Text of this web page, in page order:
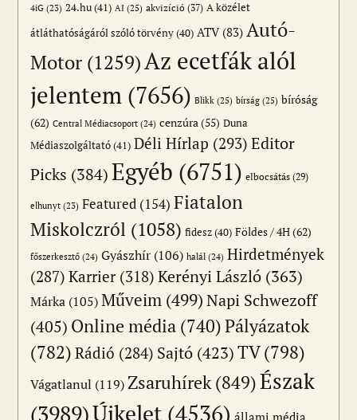
4iG (23) 24.hu(41) AI (25) akvizíció (37) A közélet
átláthatóságáról szóló törvény(40) ATV(83) Autó-
Motor (1259)Az ecetfák alól
jelentem (7656) Blikk (25) bírság (25) bíróság
(62) Central Médiacsoport (24) cenzúra(55) Duna
Médiaszolgáltató(41) Déli Hírlap (293) Editor
Picks (384)Egyéb (6751) elbocsátás (29)
elhunyt (23) Featured (154) Fiatalon
Miskolczról (1058) fidesz(40) Földes / 4H(62)
főszerkesztő (24) Gyászhír (106) halál (24) Hirdetmények
(287) Karrier(318) Kerényi László (363)
Márka (105) Műveim (499)Napi Schwezoff
(405) Online média (740)Pályázatok
(782) Rádió (284) Sajtó (423)TV(798)
Vágatlanul (119)Zsaruhírek(849)Észak
(3989)Újkelet (4536)